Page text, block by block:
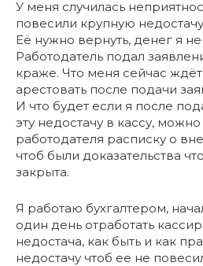
У меня случилась
повесили крупную
Её нужно вернуть, денег я
Работодатель подал
краже. Что меня сейчас
арестовать после подачи
И что будет если я после
эту недостачу в кассу, можно
работодателя расписку о
чтоб были доказательства
закрыта.
Я работаю бухгалтером,
один день отработать
недостача, как быть и как
недостачу чтоб ее не